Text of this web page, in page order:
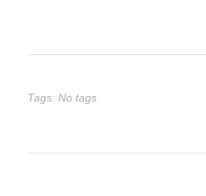
e
s
Tags: No tags